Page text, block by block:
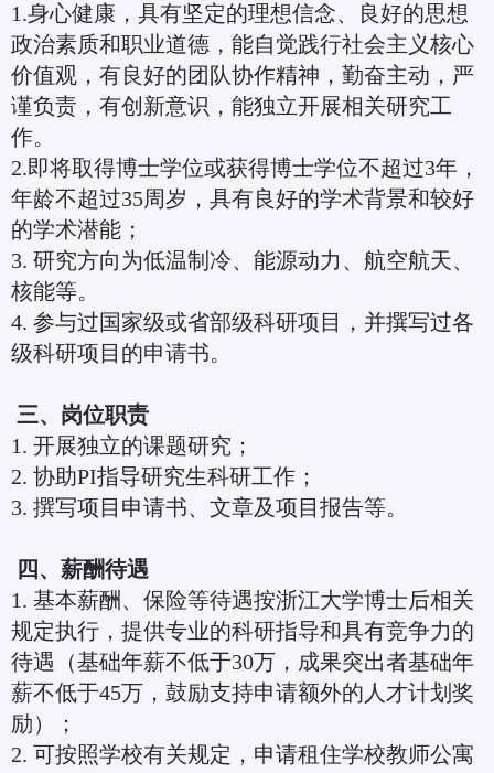
1.身心健康，具有坚定的理想信念、良好的思想
政治素质和职业道德，能自觉践行社会主义核心
价值观，有良好的团队协作精神，勤奋主动，严
谨负责，有创新意识，能独立开展相关研究工
作。
2.即将取得博士学位或获得博士学位不超过3年，
年龄不超过35周岁，具有良好的学术背景和较好
的学术潜能；
3. 研究方向为低温制冷、能源动力、航空航天、
核能等。
4. 参与过国家级或省部级科研项目，并撰写过各
级科研项目的申请书。
三、岗位职责
1. 开展独立的课题研究；
2. 协助PI指导研究生科研工作；
3. 撰写项目申请书、文章及项目报告等。
四、薪酬待遇
1. 基本薪酬、保险等待遇按浙江大学博士后相关
规定执行，提供专业的科研指导和具有竞争力的
待遇（基础年薪不低于30万，成果突出者基础年
薪不低于45万，鼓励支持申请额外的人才计划奖
励）；
2. 可按照学校有关规定，申请租住学校教师公寓